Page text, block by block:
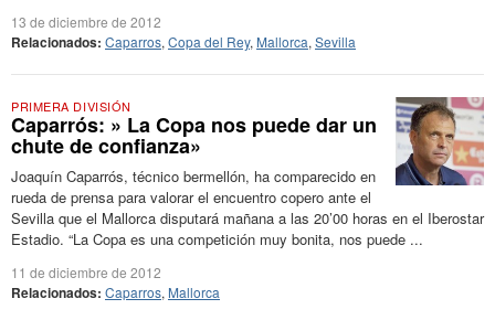
13 de diciembre de 2012
Relacionados: Caparros, Copa del Rey, Mallorca, Sevilla
PRIMERA DIVISIÓN
Caparrós: » La Copa nos puede dar un
chute de confianza»
Joaquín Caparrós, técnico bermellón, ha comparecido en
rueda de prensa para valorar el encuentro copero ante el
Sevilla que el Mallorca disputará mañana a las 20’00 horas en el Iberostar
Estadio. “La Copa es una competición muy bonita, nos puede ...
11 de diciembre de 2012
Relacionados: Caparros, Mallorca